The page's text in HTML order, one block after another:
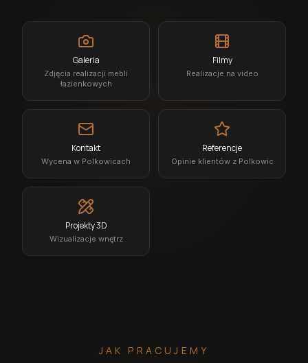
Galeria
Zdjęcia realizacji mebli
łazienkowych
Filmy
Realizacje na video
Kontakt
Wycena w Polkowicach
Referencje
Opinie klientów z Polkowic
Projekty 3D
Wizualizacje wnętrz
JAK PRACUJEMY